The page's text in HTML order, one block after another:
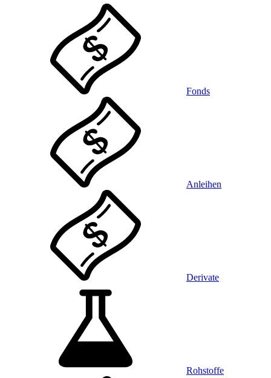
Fonds
Anleihen
Derivate
Rohstoffe